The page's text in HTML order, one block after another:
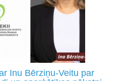
Inu Bērziņu-Veitu par